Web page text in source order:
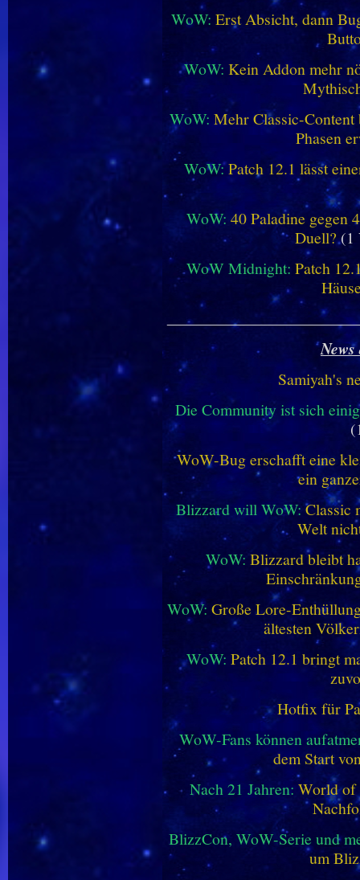
WoW: Erst Absicht, dann
WoW: Kein Addon mehr
WoW: Mehr Classic-
Phasen
WoW:Patch 12.1 lässt
WoW: 40 Paladine gegen
Duell?(1
WoW Midnight: Patch
Samiyah's
Die Community ist sich
WoW-Bug erschafft eine
ein
Blizzard will WoW: Classic
Welt
WoW: Blizzard bleibt
WoW: Große Lore-
ältesten
WoW: Patch 12.1 bringt
Hotfix für
WoW-Fans können
dem Start
Nach 21 Jahren: World of
BlizzCon, WoW-Serie und
um